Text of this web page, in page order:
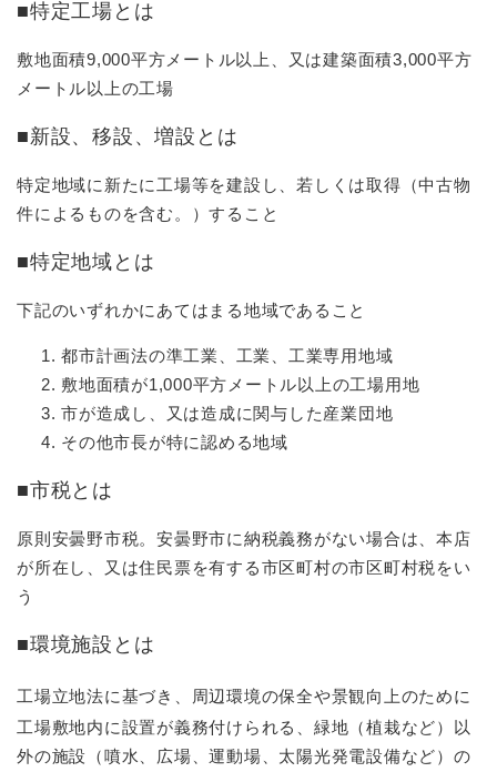
■特定工場とは
敷地面積9,000平方メートル以上、又は建築面積3,000平方
メートル以上の工場
■新設、移設、増設とは
特定地域に新たに工場等を建設し、若しくは取得（中古物
件によるものを含む。）すること
■特定地域とは
下記のいずれかにあてはまる地域であること
都市計画法の準工業、工業、工業専用地域
敷地面積が1,000平方メートル以上の工場用地
市が造成し、又は造成に関与した産業団地
その他市長が特に認める地域
■市税とは
原則安曇野市税。安曇野市に納税義務がない場合は、本店
が所在し、又は住民票を有する市区町村の市区町村税をい
う
■環境施設とは
工場立地法に基づき、周辺環境の保全や景観向上のために
工場敷地内に設置が義務付けられる、緑地（植栽など）以
外の施設（噴水、広場、運動場、太陽光発電設備など）の